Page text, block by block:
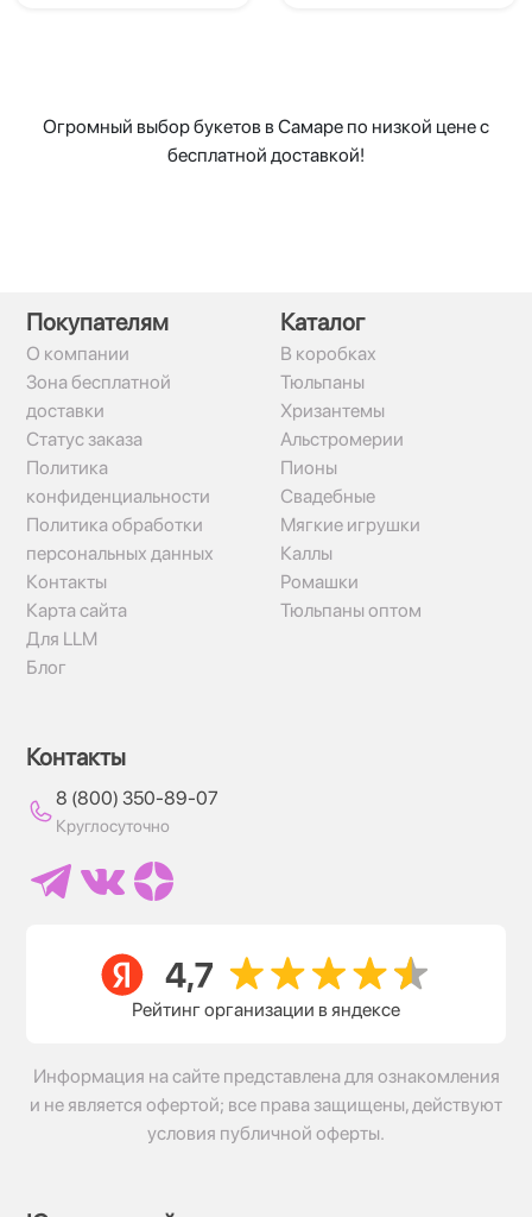
Огромный выбор букетов в Самаре по низкой цене с
бесплатной доставкой!
Покупателям
О компании
Зона бесплатной
доставки
Статус заказа
Политика
конфиденциальности
Политика обработки
персональных данных
Контакты
Карта сайта
Для LLM
Блог
Каталог
В коробках
Тюльпаны
Хризантемы
Альстромерии
Пионы
Свадебные
Мягкие игрушки
Каллы
Ромашки
Тюльпаны оптом
Контакты
8 (800) 350-89-07
Круглосуточно
Рейтинг организации в яндексе
Информация на сайте представлена для ознакомления
и не является офертой; все права защищены, действуют
условия публичной оферты.